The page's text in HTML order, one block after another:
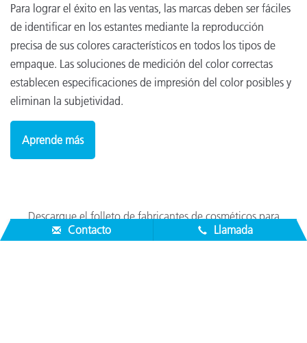
Para lograr el éxito en las ventas, las marcas deben ser fáciles
de identificar en los estantes mediante la reproducción
precisa de sus colores característicos en todos los tipos de
empaque. Las soluciones de medición del color correctas
establecen especificaciones de impresión del color posibles y
eliminan la subjetividad.
Aprende más
Descargue el folleto de fabricantes de cosméticos para
obtener más información
Contacto Llamada